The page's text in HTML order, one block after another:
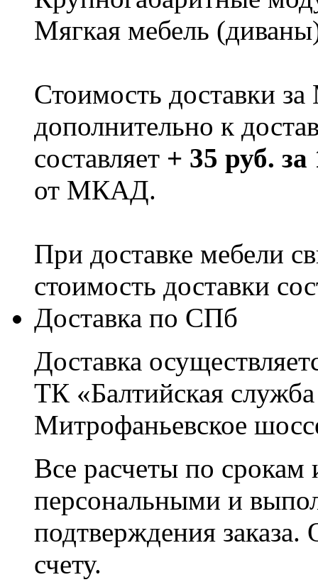
Мягкая мебель
Стоимость доставки
дополнительно к
составляет + 35 руб.
от МКАД.
При доставке мебели
стоимость доставки
Доставка по СПб
Доставка
ТК «Балтийская
Митрофаньевское
Все расчеты по срокам
персональными и
подтверждения заказа.
счету.